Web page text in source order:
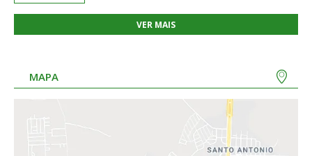
VER MAIS
MAPA